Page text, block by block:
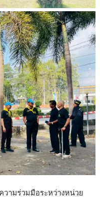
ามร่วมมือระหว่างหน่วย